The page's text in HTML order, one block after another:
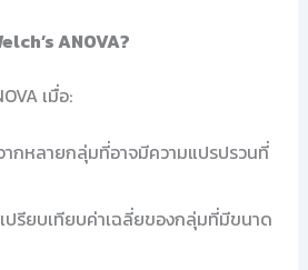
ANOVA?
เมื่อ:
กหลายกลุ่มที่อาจมีความแปรปรวนที่
รียบเทียบค่าเฉลี่ยของกลุ่มที่มีขนาด